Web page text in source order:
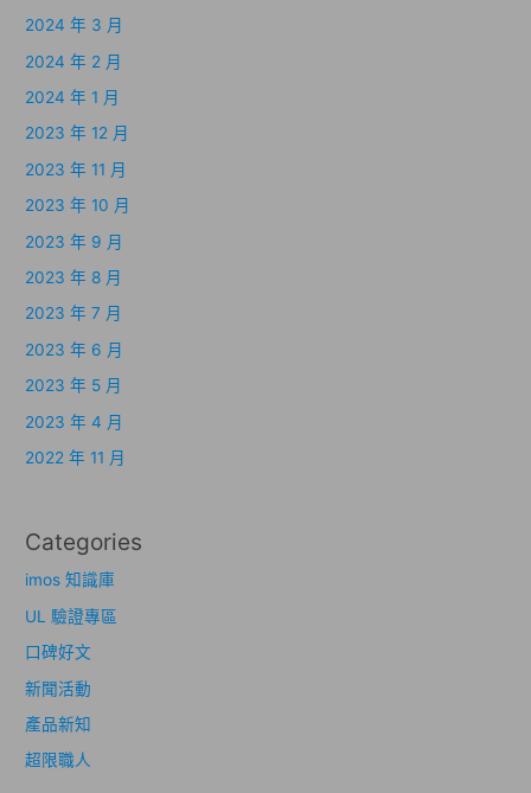
2024 年 3 月
2024 年 2 月
2024 年 1 月
2023 年 12 月
2023 年 11 月
2023 年 10 月
2023 年 9 月
2023 年 8 月
2023 年 7 月
2023 年 6 月
2023 年 5 月
2023 年 4 月
2022 年 11 月
Categories
imos 知識庫
UL 驗證專區
口碑好文
新聞活動
產品新知
超限職人